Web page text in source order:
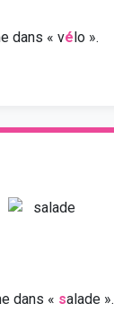
dans « vélo ».
dans « salade ».